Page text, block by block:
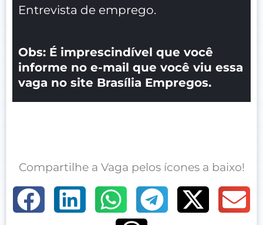
Entrevista de emprego.
Obs: É imprescindível que você
informe no e-mail que você viu essa
vaga no site Brasília Empregos.
Compartilhe a Vaga pelos ícones a baixo!